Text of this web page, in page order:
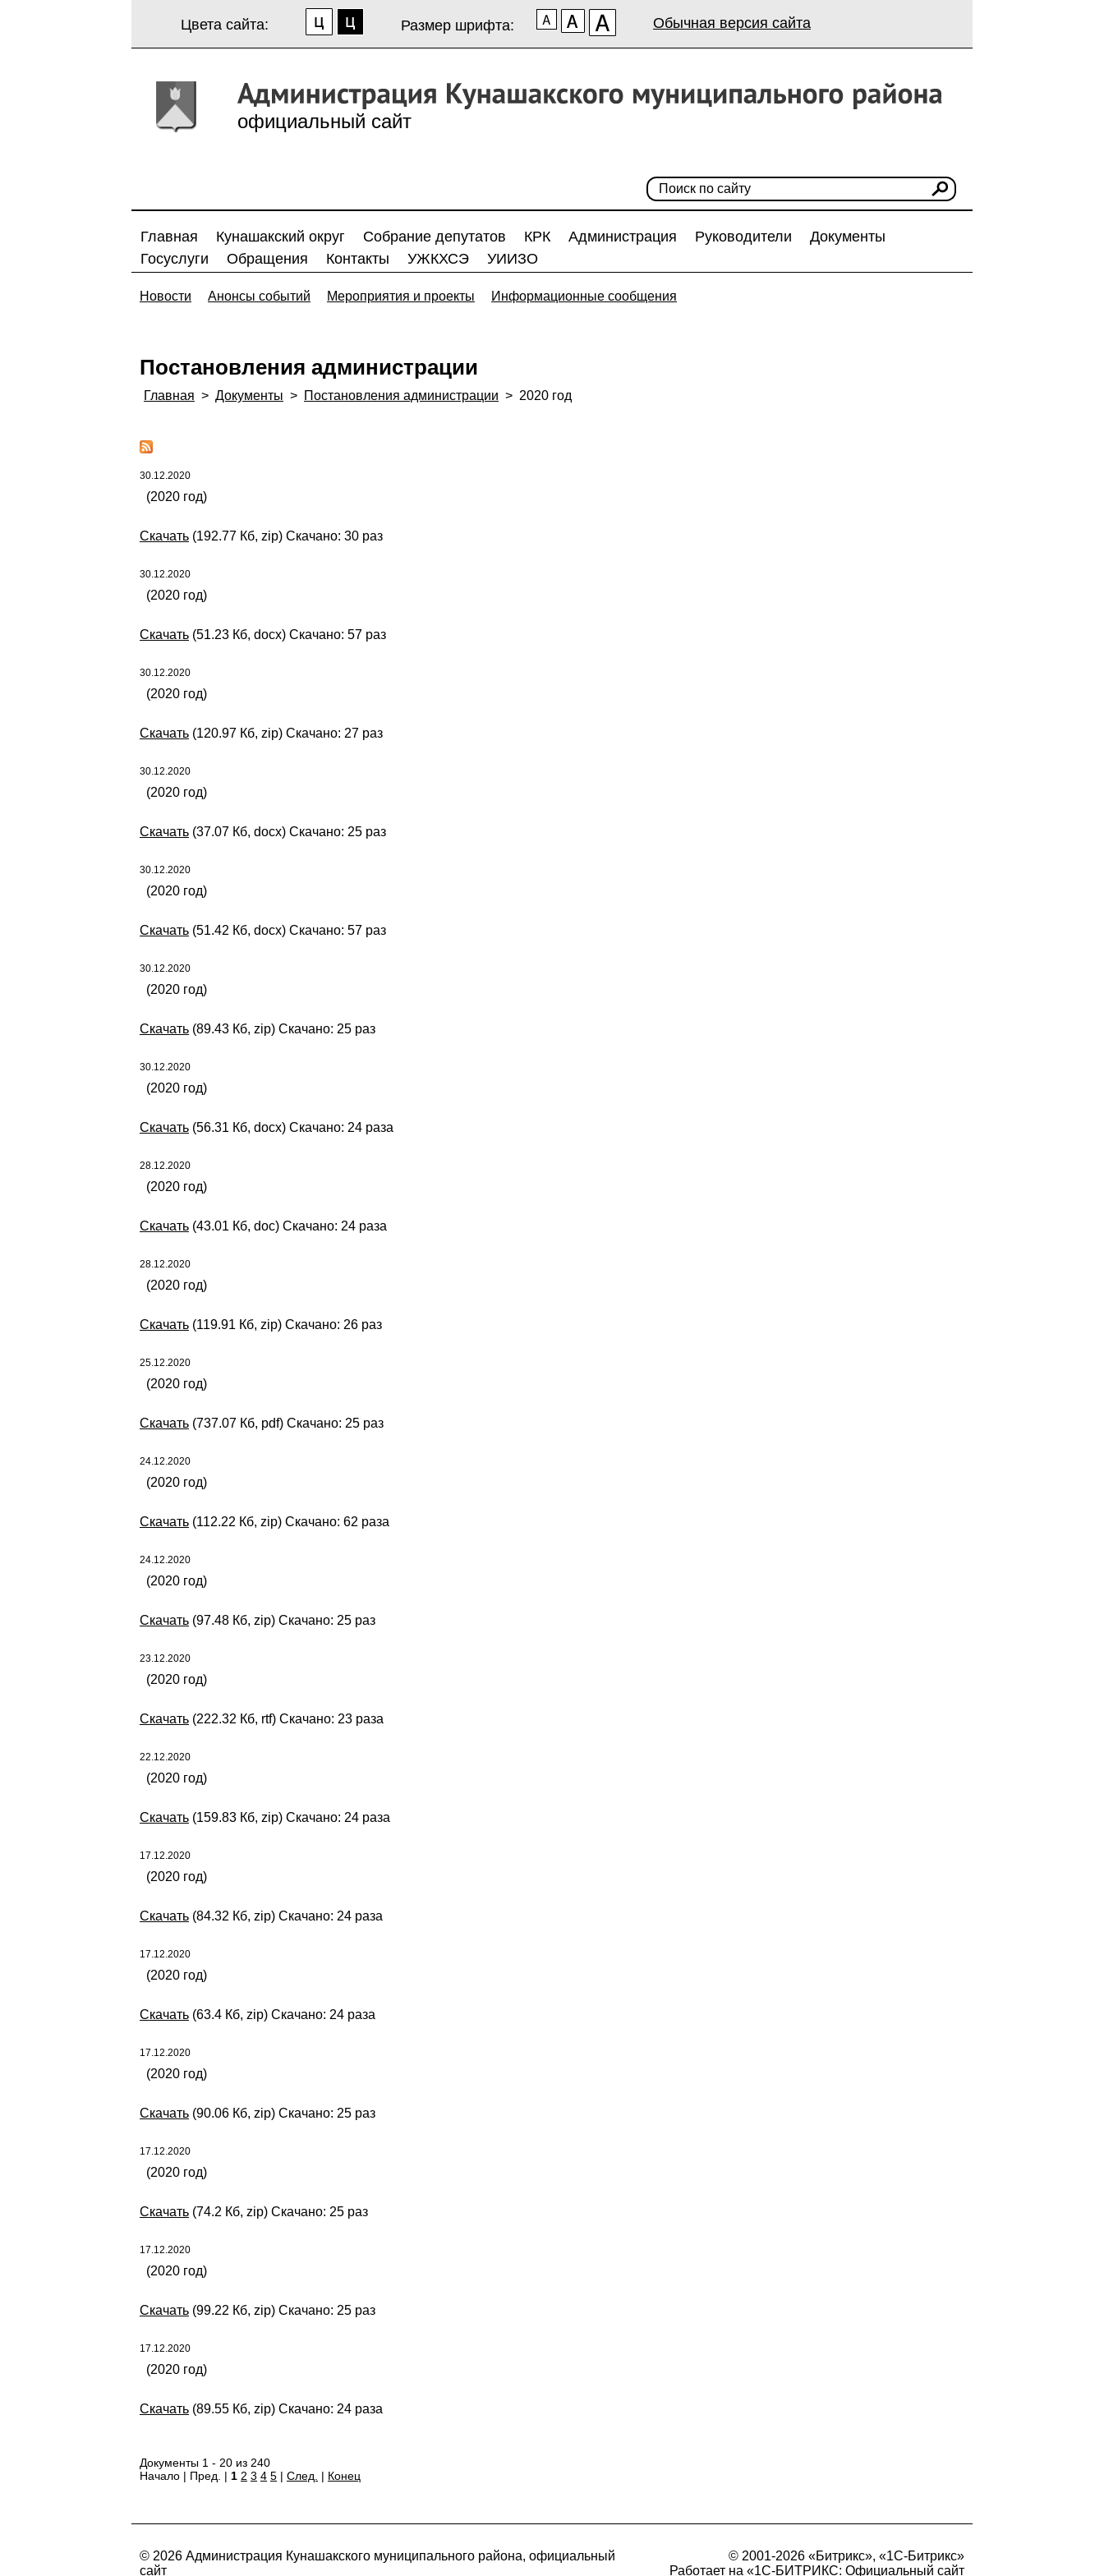
Цвета сайта: Размер шрифта: Обычная версия сайта
официальный сайт
Главная Кунашакский округ Собрание депутатов КРК Администрация Руководители
Документы
Госуслуги
Обращения Контакты УЖКХСЭ УИИЗО
Новости Анонсы событий Мероприятия и проекты Информационные сообщения
Постановления администрации
Главная > Документы > Постановления администрации > 2020 год
30.12.2020
(2020 год)
Скачать (192.77 Кб, zip) Скачано: 30 раз
30.12.2020
(2020 год)
Скачать (51.23 Кб, docx) Скачано: 57 раз
30.12.2020
(2020 год)
Скачать (120.97 Кб, zip) Скачано: 27 раз
30.12.2020
(2020 год)
Скачать (37.07 Кб, docx) Скачано: 25 раз
30.12.2020
(2020 год)
Скачать (51.42 Кб, docx) Скачано: 57 раз
30.12.2020
(2020 год)
Скачать (89.43 Кб, zip) Скачано: 25 раз
30.12.2020
(2020 год)
Скачать (56.31 Кб, docx) Скачано: 24 раза
28.12.2020
(2020 год)
Скачать (43.01 Кб, doc) Скачано: 24 раза
28.12.2020
(2020 год)
Скачать (119.91 Кб, zip) Скачано: 26 раз
25.12.2020
(2020 год)
Скачать (737.07 Кб, pdf) Скачано: 25 раз
24.12.2020
(2020 год)
Скачать (112.22 Кб, zip) Скачано: 62 раза
24.12.2020
(2020 год)
Скачать (97.48 Кб, zip) Скачано: 25 раз
23.12.2020
(2020 год)
Скачать (222.32 Кб, rtf) Скачано: 23 раза
22.12.2020
(2020 год)
Скачать (159.83 Кб, zip) Скачано: 24 раза
17.12.2020
(2020 год)
Скачать (84.32 Кб, zip) Скачано: 24 раза
17.12.2020
(2020 год)
Скачать (63.4 Кб, zip) Скачано: 24 раза
17.12.2020
(2020 год)
Скачать (90.06 Кб, zip) Скачано: 25 раз
17.12.2020
(2020 год)
Скачать (74.2 Кб, zip) Скачано: 25 раз
17.12.2020
(2020 год)
Скачать (99.22 Кб, zip) Скачано: 25 раз
17.12.2020
(2020 год)
Скачать (89.55 Кб, zip) Скачано: 24 раза
Документы 1 - 20 из 240
Начало | Пред. | 1 2 3 4 5 | След. | Конец
© 2026 Администрация Кунашакского муниципального района, официальный
сайт
© 2001-2026 «Битрикс», «1С-Битрикс»
Работает на «1С-БИТРИКС: Официальный сайт